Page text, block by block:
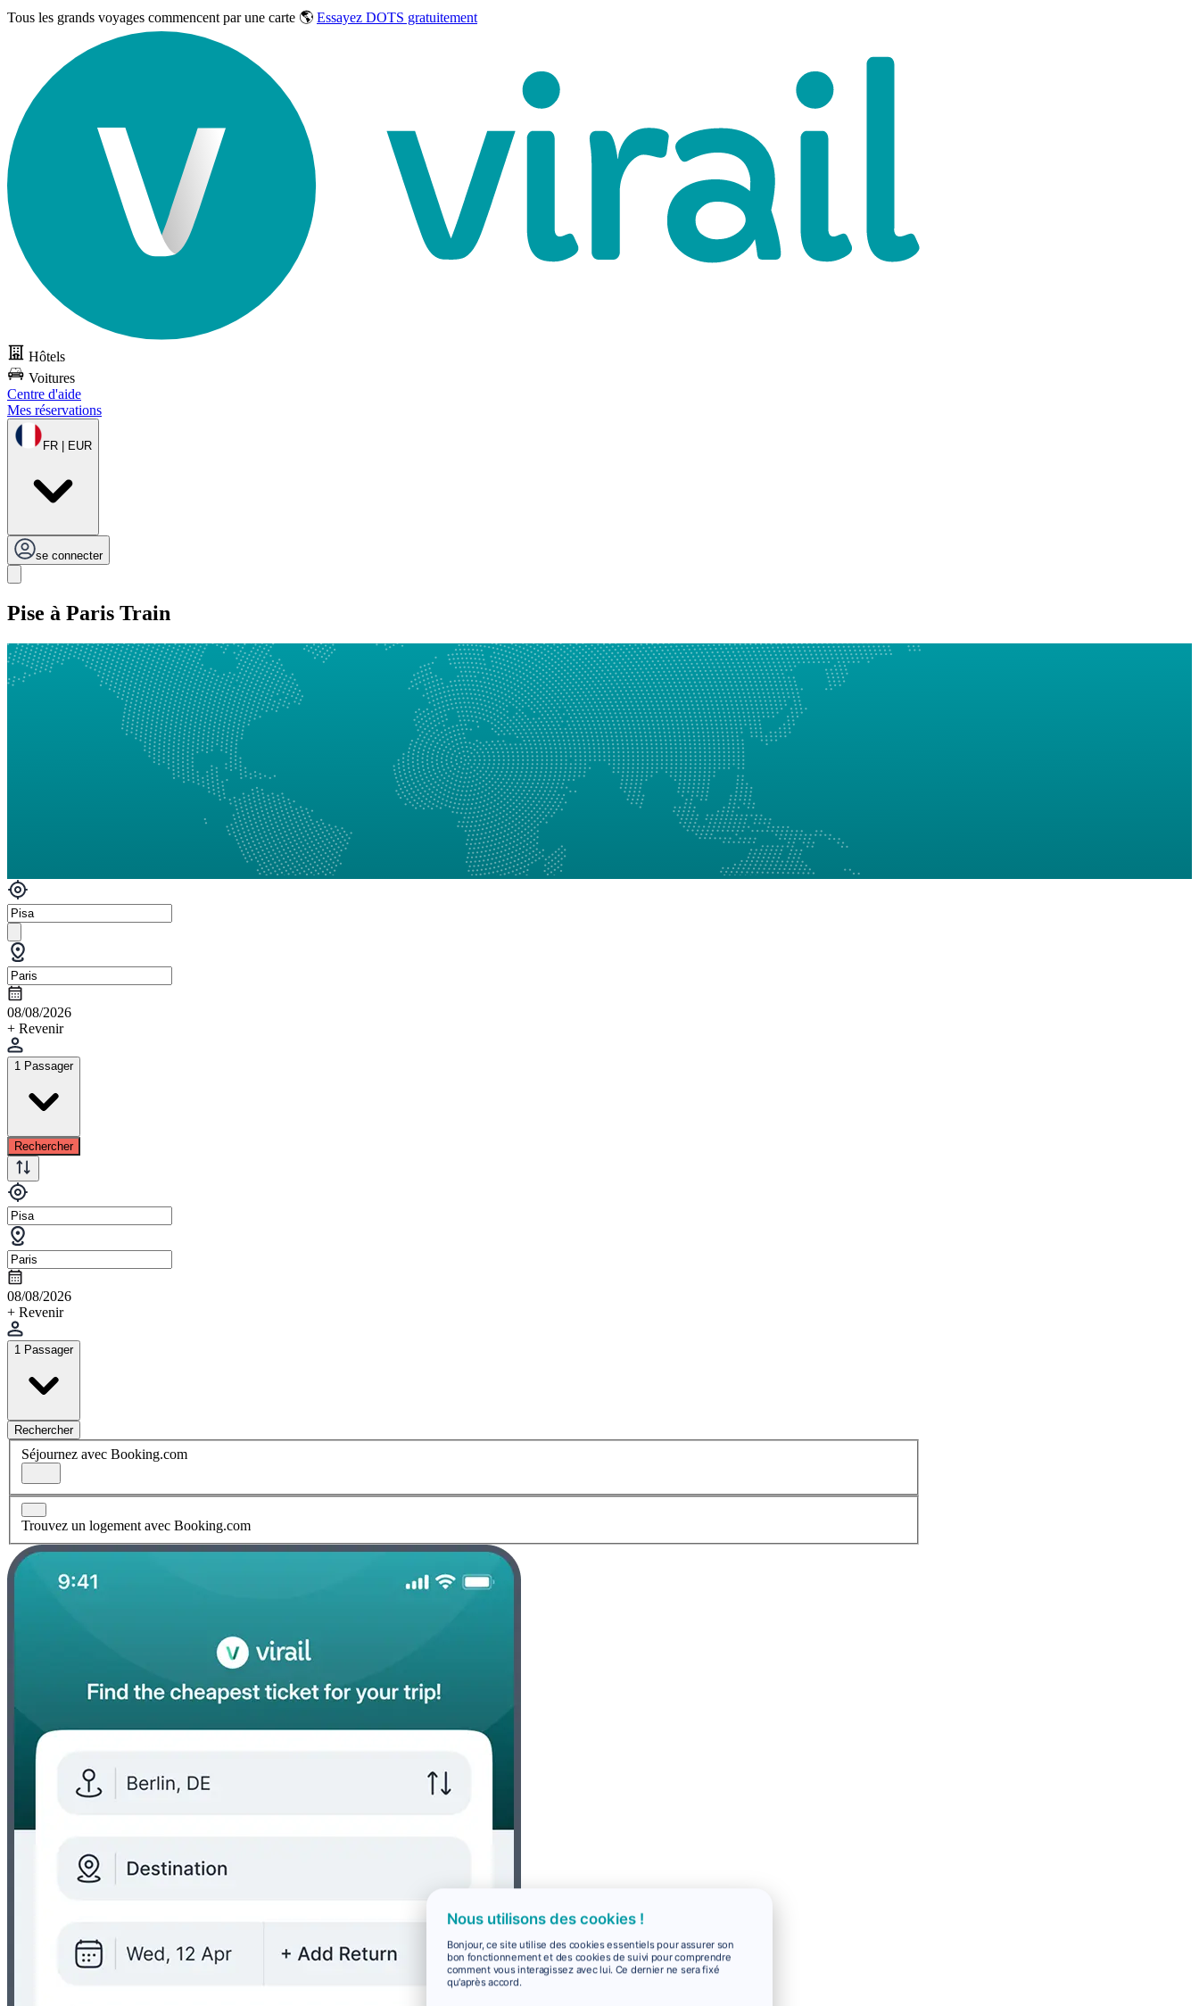
Tous les grands voyages commencent par une carte 🌎 Essayez DOTS gratuitement
Hôtels
Voitures
Centre d'aide
Mes réservations
FR | EUR
se connecter
Pise à Paris Train
08/08/2026
+ Revenir
1 Passager
Rechercher
08/08/2026
+ Revenir
1 Passager
Rechercher
Séjournez avec Booking.com
Trouvez un logement avec Booking.com
Nous utilisons des cookies !
Bonjour, ce site utilise des cookies essentiels pour assurer son
bon fonctionnement et des cookies de suivi pour comprendre
comment vous interagissez avec lui. Ce dernier ne sera fixé
qu'après accord.